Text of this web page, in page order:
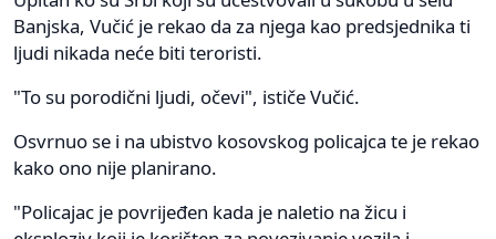
Banjska, Vučić je rekao da za njega kao predsjednika ti
ljudi nikada neće biti teroristi.
"To su porodični ljudi, očevi", ističe Vučić.
Osvrnuo se i na ubistvo kosovskog policajca te je rekao
kako ono nije planirano.
"Policajac je povrijeđen kada je naletio na žicu i